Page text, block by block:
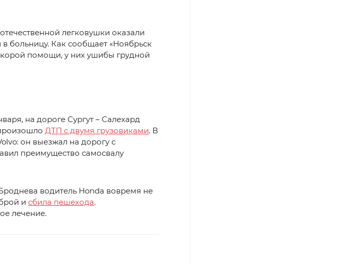
легковушки оказали
больницу. Как сообщает «Ноябрьск
помощи, у них ушибы грудной
на дороге Сургут – Салехард
ДТП с двумя грузовиками. В
он выезжал на дорогу с
преимущество самосвалу
водитель Honda вовремя не
и сбила пешехода.
лечение.